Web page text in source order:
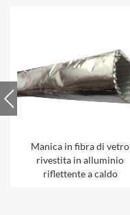
Manica in fibra di vetro
rivestita in alluminio
riflettente a caldo